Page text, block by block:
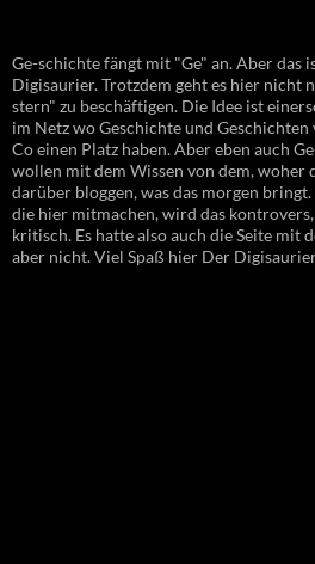
Ge-schichte fängt mit "Ge" an. Aber das
Digisaurier. Trotzdem geht es hier nicht
stern" zu beschäftigen. Die Idee ist
im Netz wo Geschichte und
Co einen Platz haben. Aber eben auch
wollen mit dem Wissen von dem, woher
darüber bloggen, was das morgen
die hier mitmachen, wird das
kritisch. Es hatte also auch die Seite mit
aber nicht. Viel Spaß hier Der